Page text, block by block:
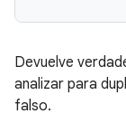
Devuelve
analizar para
falso.